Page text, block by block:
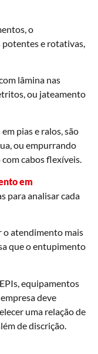
o
e rotativas,
lâmina nas
ou jateamento
pias e ralos, são
ou empurrando
cabos flexíveis.
em
para analisar cada
o atendimento mais
que o entupimento
equipamentos
deve
uma relação de
de discrição.